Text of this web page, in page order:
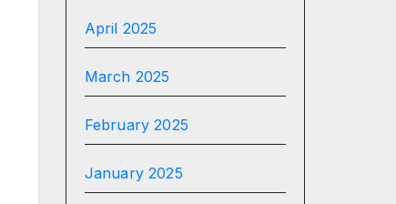
April 2025
March 2025
February 2025
January 2025